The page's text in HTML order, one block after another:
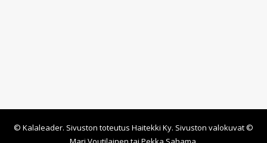
© Kalaleader. Sivuston toteutus Haitekki Ky. Sivuston valokuvat ©